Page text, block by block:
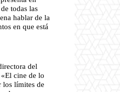
todas las
hablar de la
en que está
del
cine de lo
los límites de